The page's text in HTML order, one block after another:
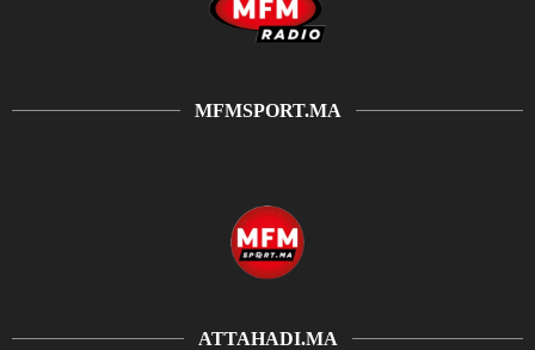
MFMSPORT.MA
ATTAHADI.MA